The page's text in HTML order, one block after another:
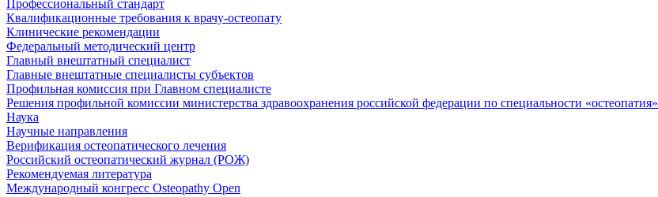
Профессиональный стандарт
Квалификационные требования к врачу-остеопату
Клинические рекомендации
Федеральный методический центр
Главный внештатный специалист
Главные внештатные специалисты субъектов
Профильная комиссия при Главном специалисте
Решения профильной комиссии министерства здравоохранения российской федерации по специальности «остеопатия»
Наука
Научные направления
Верификация остеопатического лечения
Российский остеопатический журнал (РОЖ)
Рекомендуемая литература
Международный конгресс Osteopathy Open